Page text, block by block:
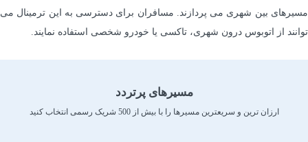
مسیرهای بین شهری می پردازند. مسافران برای دسترسی به این ترمینال می
توانند از اتوبوس درون شهری، تاکسی یا خودرو شخصی استفاده نمایند.
مسیرهای پرتردد
ارزان ترین و سریعترین مسیرها را با بیش از 500 شریک رسمی انتخاب کنید